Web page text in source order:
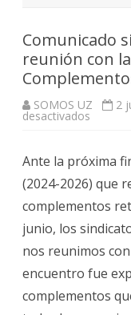
Comunicado
reunión con
SOMOS UZ 2
desactivados
tras
la
reunión
con
la
Rectora
sobre
del
PDI.
Ante la próxima
(2024-2026) que
complementos
junio, los
nos reunimos
encuentro fue
complementos